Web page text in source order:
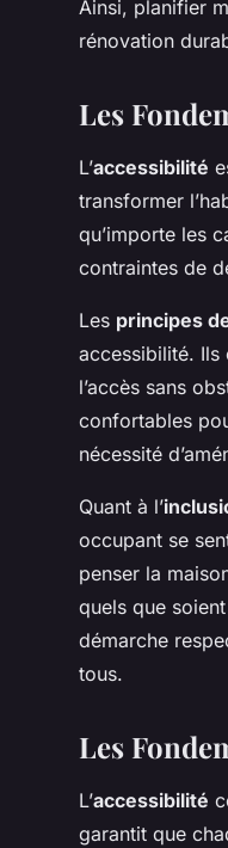
Ainsi, planifier
rénovation
Les
L’accessibilité
transformer
qu’importe les
contraintes de
Les principes
accessibilité. Ils
l’accès sans
confortables
nécessité
Quant à l’
occupant se
penser la
quels que
démarche
tous.
Les
L’accessibilité
garantit que